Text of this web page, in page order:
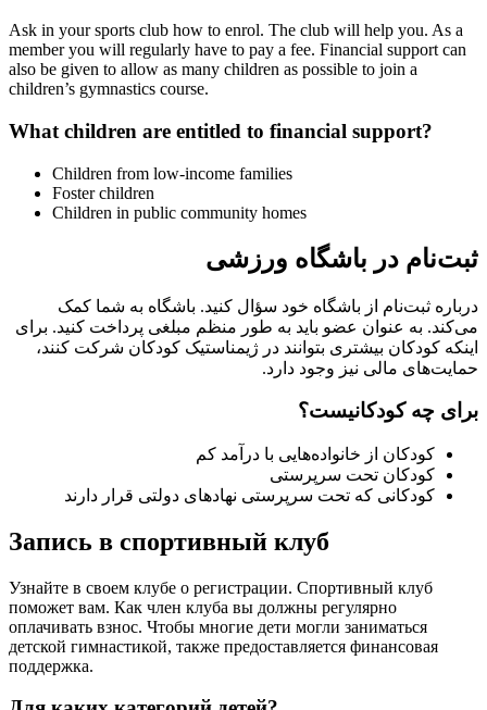
Ask in your sports club how to enrol. The club will help you. As a
member you will regularly have to pay a fee. Financial support can
also be given to allow as many children as possible to join a
children’s gymnastics course.
What children are entitled to financial support?
Children from low-income families
Foster children
Children in public community homes
ثبت‌نام در باشگاه ورزشی
درباره ثبت‌نام از باشگاه خود سؤال کنید. باشگاه به شما کمک
می‌کند. به عنوان عضو باید به طور منظم مبلغی پرداخت کنید. برای
اینکه کودکان بیشتری بتوانند در ژیمناستیک کودکان شرکت کنند،
حمایت‌های مالی نیز وجود دارد.
برای چه کودکانیست؟
کودکان از خانواده‌هایی با درآمد کم
کودکان تحت سرپرستی
کودکانی که تحت سرپرستی نهادهای دولتی قرار دارند
Запись в спортивный клуб
Узнайте в своем клубе о регистрации. Спортивный клуб
поможет вам. Как член клуба вы должны регулярно
оплачивать взнос. Чтобы многие дети могли заниматься
детской гимнастикой, также предоставляется финансовая
поддержка.